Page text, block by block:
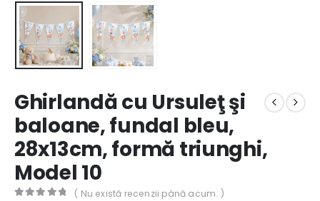
Ghirlandă cu Ursuleţ şi
baloane, fundal bleu,
28x13cm, formă triunghi,
Model 10
( Nu există recenzii până acum. )